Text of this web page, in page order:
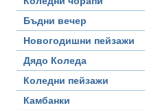
Бъдни вечер
Новогодишни пейзажи
Дядо Коледа
Коледни пейзажи
Камбанки